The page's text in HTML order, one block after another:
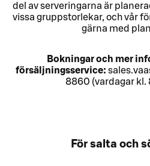
del av serveringarna är
vissa gruppstorlekar, och vår
gärna med
Bokningar och mer
försäljningsservice:
8860 (vardagar kl.
För salta och